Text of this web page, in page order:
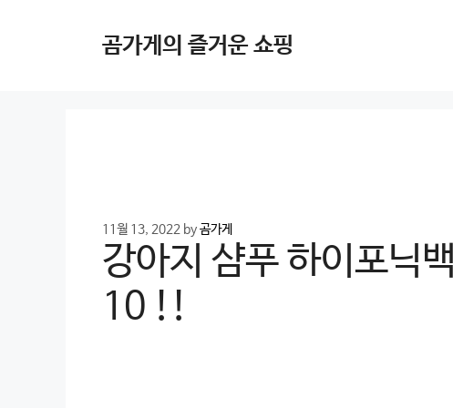
곰가게의 즐거운 쇼핑
11월 13, 2022 by곰가게
강아지 샴푸 하이포닉
10 !!